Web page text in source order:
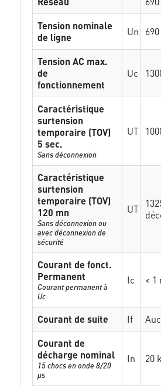
Tension nominale
de ligne
Un
Tension AC max.
de
fonctionnement
Uc
Caractéristique
surtension
temporaire (TOV)
5 sec.
Sans déconnexion
UT
Caractéristique
surtension
temporaire (TOV)
120 mn
Sans déconnexion ou
avec déconnexion de
sécurité
UT
Courant de fonct.
Permanent
Courant permanent à
Uc
Ic < 1
Courant de suite If
Courant de
décharge nominal
15 chocs en onde 8/20
µs
In 20